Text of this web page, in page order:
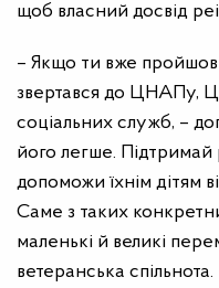
щоб власний досвід
– Якщо ти вже пройшов
звертався до ЦНАПу,
соціальних служб, –
його легше. Підтримай
допоможи їхнім дітям
Саме з таких
маленькі й великі
ветеранська спільнота.